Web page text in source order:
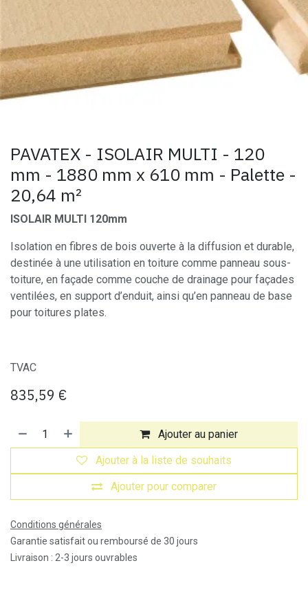
PAVATEX - ISOLAIR MULTI - 120
mm - 1880 mm x 610 mm - Palette -
20,64 m²
ISOLAIR MULTI 120mm
Isolation en fibres de bois ouverte à la diffusion et durable,
destinée à une utilisation en toiture comme panneau sous-
toiture, en façade comme couche de drainage pour façades
ventilées, en support d’enduit, ainsi qu’en panneau de base
pour toitures plates.​
TVAC
835,59 €
Ajouter au panier
Ajouter pour comparer
Ajouter à la liste de souhaits
Conditions générales
Garantie satisfait ou remboursé de 30 jours
Livraison : 2-3 jours ouvrables